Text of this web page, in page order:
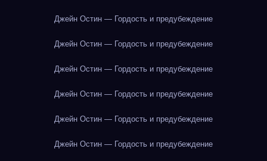
Джейн Остин — Гордость и предубеждение
Джейн Остин — Гордость и предубеждение
Джейн Остин — Гордость и предубеждение
Джейн Остин — Гордость и предубеждение
Джейн Остин — Гордость и предубеждение
Джейн Остин — Гордость и предубеждение